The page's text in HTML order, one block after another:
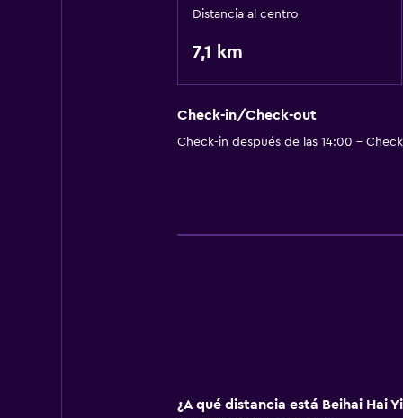
Distancia al centro
7,1 km
Check-in/Check-out
Check-in después de las 14:00 -
¿A qué distancia está Beihai Hai